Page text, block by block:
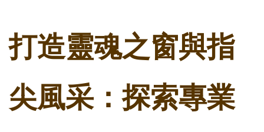
打造靈魂之窗與指
尖風采：探索專業